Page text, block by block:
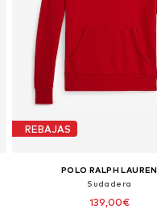
REBAJAS
POLO RALPH LAUREN
Sudadera
139,00€